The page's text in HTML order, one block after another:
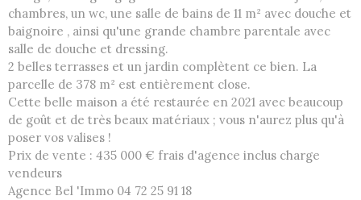
chambres, un wc, une salle de bains de 11 m² avec douche et
baignoire , ainsi qu'une grande chambre parentale avec
salle de douche et dressing.
2 belles terrasses et un jardin complètent ce bien. La
parcelle de 378 m² est entièrement close.
Cette belle maison a été restaurée en 2021 avec beaucoup
de goût et de très beaux matériaux ; vous n'aurez plus qu'à
poser vos valises !
Prix de vente : 435 000 € frais d'agence inclus charge
vendeurs
Agence Bel 'Immo 04 72 25 91 18